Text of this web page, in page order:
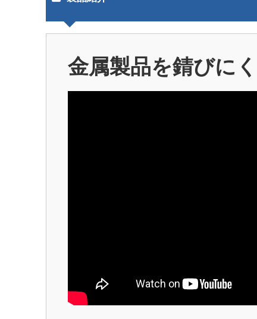
金属製品を錆びに